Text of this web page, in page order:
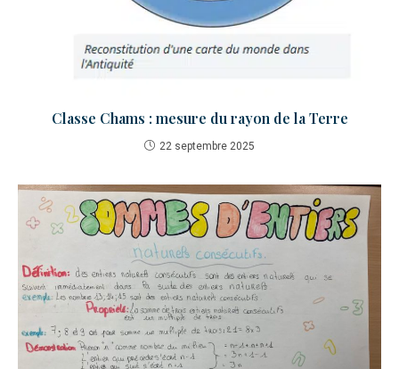
Classe Chams : mesure du rayon de la Terre
22 septembre 2025